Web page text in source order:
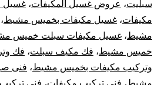
سبليت، عروض غسيل المكيفات، غسيل
مكيفات، غسيل مكيفات بخميس مشيط،
مشيط، غسيل مكيفات سبلت خميس
خميس مشيط، فك مكيف سبلت، فك
وتركيب مكيفات بخميس مشيط، فنى